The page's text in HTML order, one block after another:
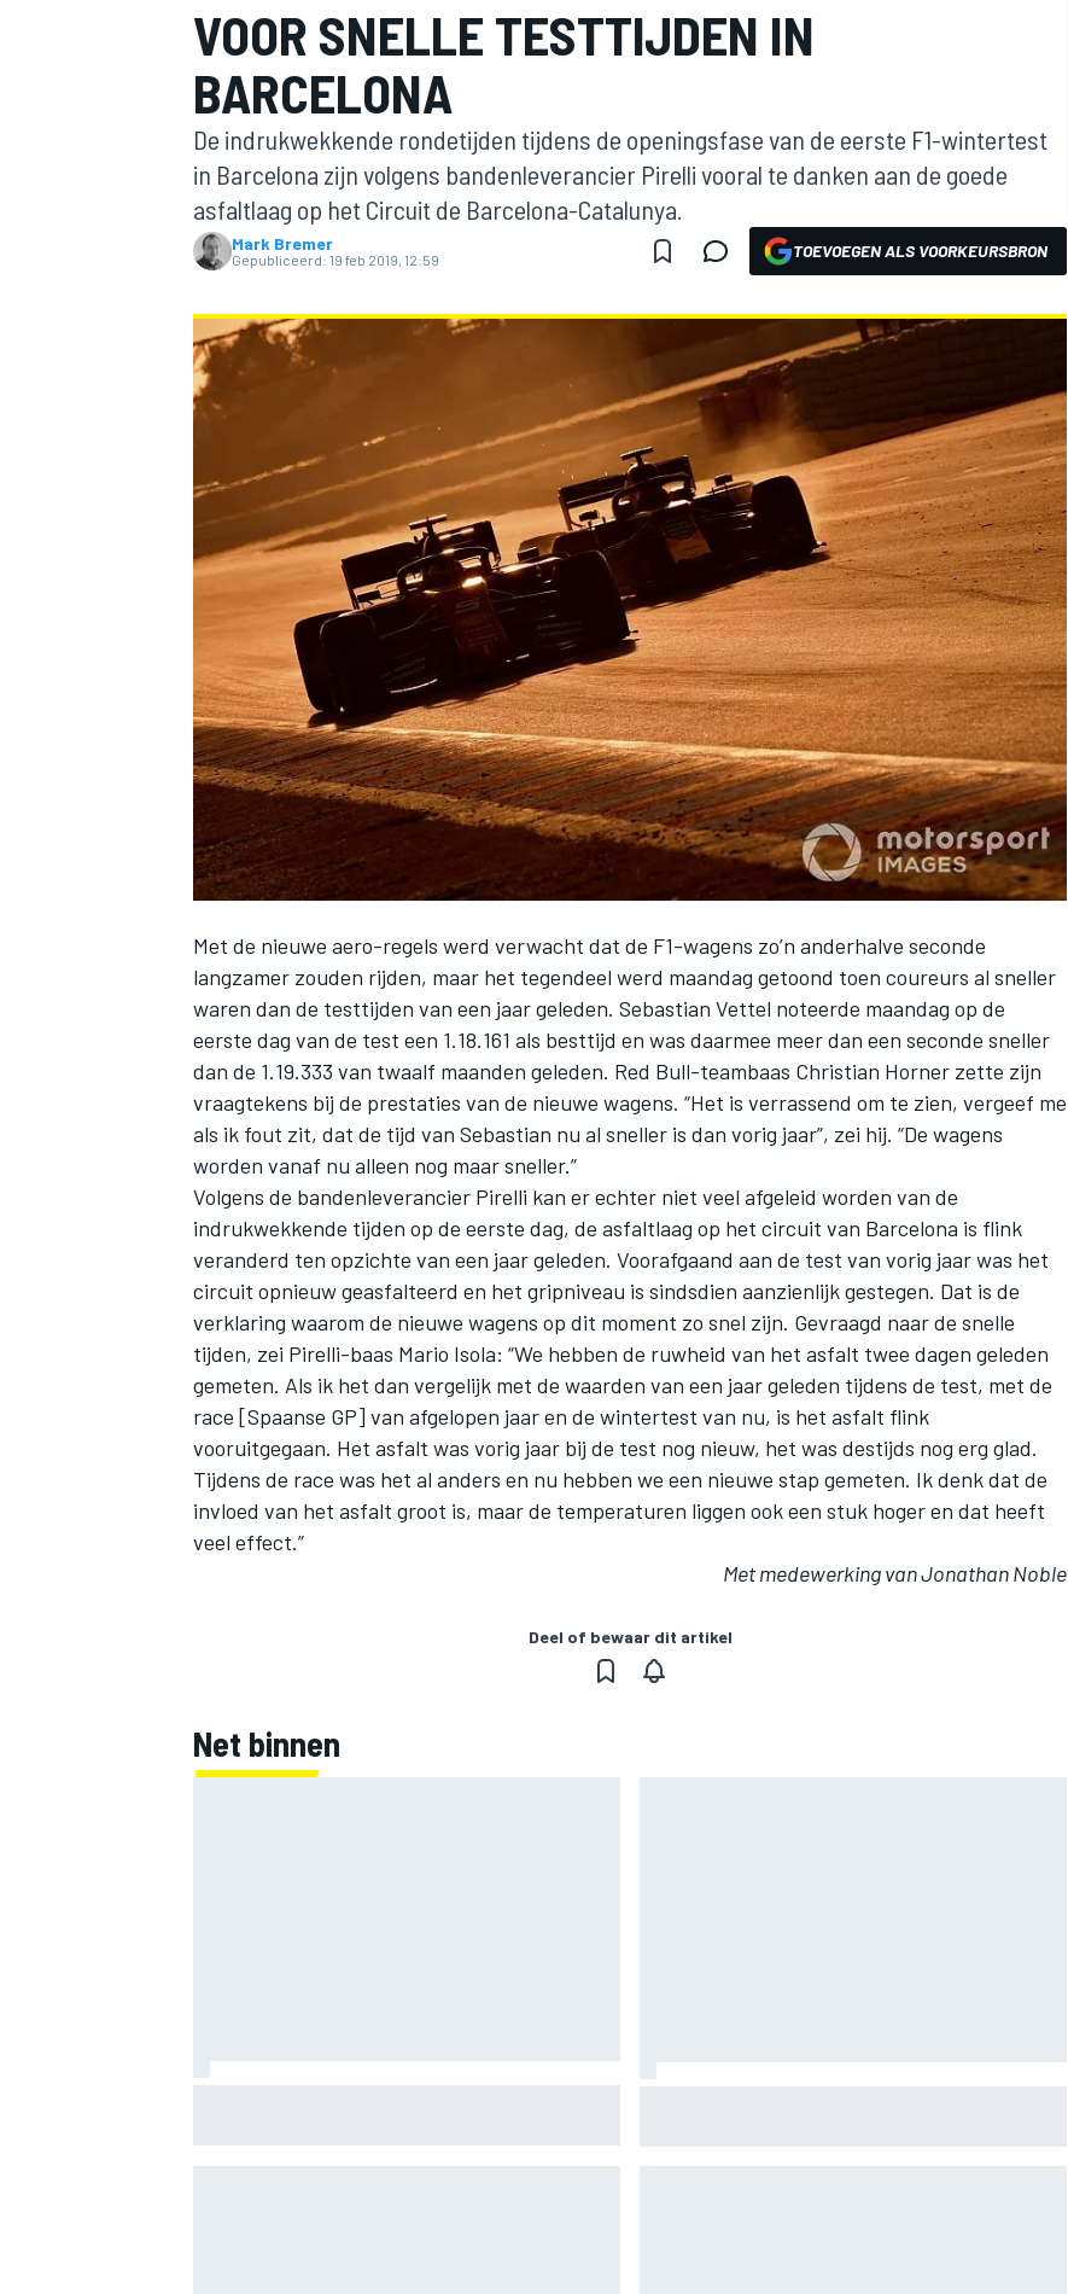
MOTOGP
VOOR SNELLE TESTTIJDEN IN
BARCELONA
De indrukwekkende rondetijden tijdens de openingsfase van de eerste F1-wintertest
in Barcelona zijn volgens bandenleverancier Pirelli vooral te danken aan de goede
asfaltlaag op het Circuit de Barcelona-Catalunya.
Mark Bremer
Gepubliceerd: 19 feb 2019, 12:59 TOEVOEGEN ALS VOORKEURSBRON
Met de nieuwe aero-regels werd verwacht dat de F1-wagens zo’n anderhalve seconde
langzamer zouden rijden, maar het tegendeel werd maandag getoond toen coureurs al sneller
waren dan de testtijden van een jaar geleden. Sebastian Vettel noteerde maandag op de
eerste dag van de test een 1.18.161 als besttijd en was daarmee meer dan een seconde sneller
dan de 1.19.333 van twaalf maanden geleden. Red Bull-teambaas Christian Horner zette zijn
vraagtekens bij de prestaties van de nieuwe wagens. “Het is verrassend om te zien, vergeef me
als ik fout zit, dat de tijd van Sebastian nu al sneller is dan vorig jaar”, zei hij. “De wagens
worden vanaf nu alleen nog maar sneller.”
Volgens de bandenleverancier Pirelli kan er echter niet veel afgeleid worden van de
indrukwekkende tijden op de eerste dag, de asfaltlaag op het circuit van Barcelona is flink
veranderd ten opzichte van een jaar geleden. Voorafgaand aan de test van vorig jaar was het
circuit opnieuw geasfalteerd en het gripniveau is sindsdien aanzienlijk gestegen. Dat is de
verklaring waarom de nieuwe wagens op dit moment zo snel zijn. Gevraagd naar de snelle
tijden, zei Pirelli-baas Mario Isola: “We hebben de ruwheid van het asfalt twee dagen geleden
gemeten. Als ik het dan vergelijk met de waarden van een jaar geleden tijdens de test, met de
race [Spaanse GP] van afgelopen jaar en de wintertest van nu, is het asfalt flink
vooruitgegaan. Het asfalt was vorig jaar bij de test nog nieuw, het was destijds nog erg glad.
Tijdens de race was het al anders en nu hebben we een nieuwe stap gemeten. Ik denk dat de
invloed van het asfalt groot is, maar de temperaturen liggen ook een stuk hoger en dat heeft
veel effect.”
Met medewerking van Jonathan Noble
Deel of bewaar dit artikel
Net binnen